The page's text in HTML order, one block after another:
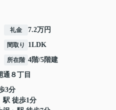
礼金 7.2万円
間取り 1LDK
所在階 4階/5階建
通８丁目
3分
駅 徒歩1分